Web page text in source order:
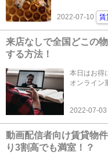
2022-07-10 賃
来店なしで全国どこの
する方法！
本日はお得
オンライン
2022-07-03
動画配信者向け賃貸物
り3割高でも満室！？